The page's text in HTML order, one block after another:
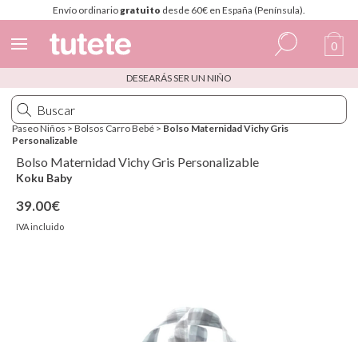
Envío ordinariogratuito desde 60€ en España (Península).
Español
Italiano
Inglés
Portugués
0
DESEARÁS SER UN NIÑO
Paseo Niños > Bolsos Carro Bebé > Bolso Maternidad Vichy Gris
Personalizable
Bolso Maternidad Vichy Gris Personalizable
Koku Baby
39.00€
IVA incluido